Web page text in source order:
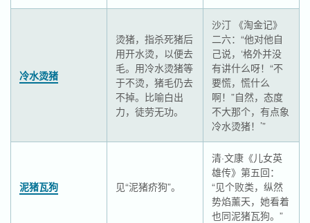
冷水烫猪
烫猪，指杀死猪后
用开水烫，以便去
毛。用冷水烫猪等
于不烫，猪毛仍去
不掉。比喻白出
力，徒劳无功。
沙汀 《淘金记》
二六：“他对他自
己说，‘格外并没
有讲什么呀！“不
要慌，慌什么
啊！”自然，态度
不大那个，有点象
冷水烫猪！’”
泥猪瓦狗 见“泥猪疥狗”。
清·文康《儿女英
雄传》第五回：
“见个败类，纵然
势焰薰天，她看着
也同泥猪瓦狗。”